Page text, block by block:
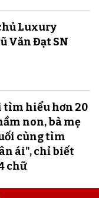
Luxury
Văn Đạt SN
tìm hiểu hơn 20
non, bà mẹ
cùng tìm
ái", chỉ biết
chữ